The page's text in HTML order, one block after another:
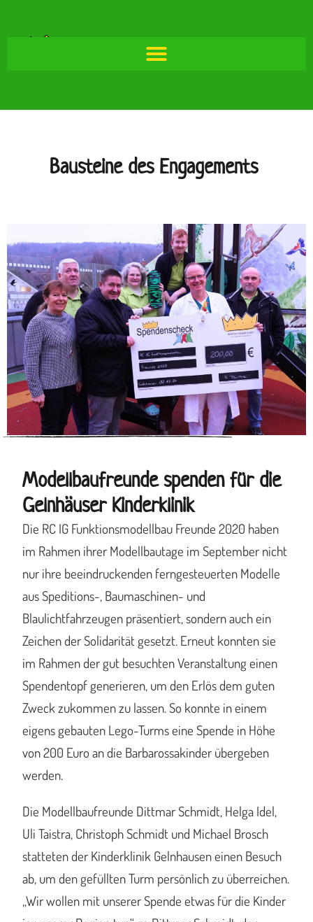
Bausteine des Engagements
Modellbaufreunde spenden für die
Gelnhäuser Kinderklinik
Die RC IG Funktionsmodellbau Freunde 2020 haben
im Rahmen ihrer Modellbautage im September nicht
nur ihre beeindruckenden ferngesteuerten Modelle
aus Speditions-, Baumaschinen- und
Blaulichtfahrzeugen präsentiert, sondern auch ein
Zeichen der Solidarität gesetzt. Erneut konnten sie
im Rahmen der gut besuchten Veranstaltung einen
Spendentopf generieren, um den Erlös dem guten
Zweck zukommen zu lassen. So konnte in einem
eigens gebauten Lego-Turms eine Spende in Höhe
von 200 Euro an die Barbarossakinder übergeben
werden.
Die Modellbaufreunde Dittmar Schmidt, Helga Idel,
Uli Taistra, Christoph Schmidt und Michael Brosch
statteten der Kinderklinik Gelnhausen einen Besuch
ab, um den gefüllten Turm persönlich zu überreichen.
„Wir wollen mit unserer Spende etwas für die Kinder